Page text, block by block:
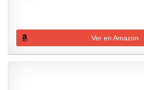
Ver en Amazon